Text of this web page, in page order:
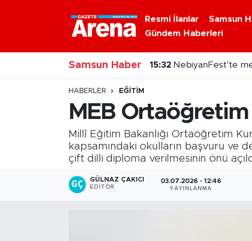
Resmi İlanlar Samsun
Gündem Haberleri
Samsun Haber
HABERLER EĞITIM
MEB
Millî Eğitim Bakanlığı Ortaöğretim
kapsamındaki okulların başvuru ve
çift dilli diploma verilmesinin önü
GÜLNAZ ÇAKICI
EDITÖR
03.07.2026 - 12:46
YAYINLANMA
Nöbetçi Eczaneler
Hava Durumu
Samsun Namaz Vakitleri
Trafik Durumu
Süper Lig Puan Durumu ve Fikstür
Son Dakika Haberleri